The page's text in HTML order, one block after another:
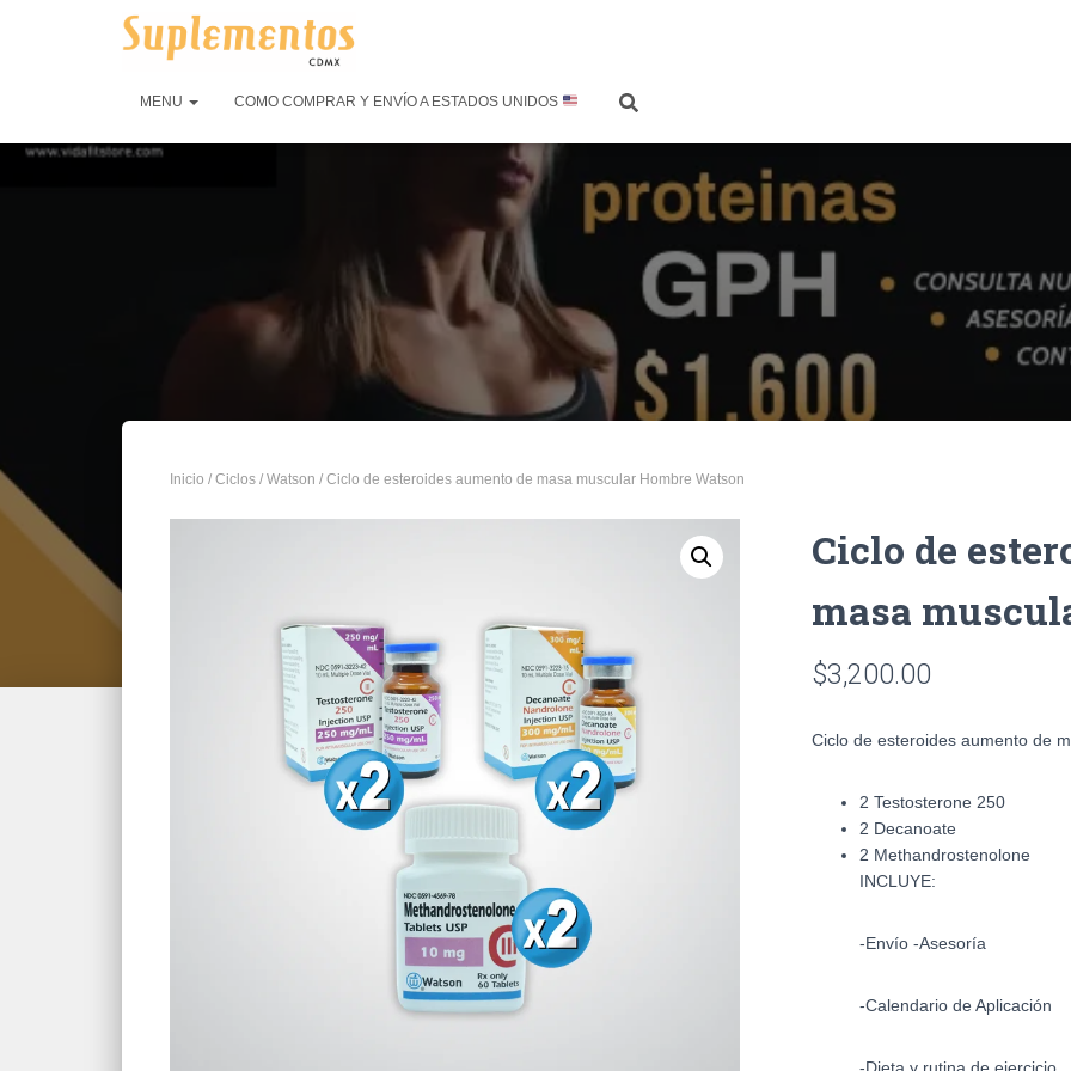
MENU COMO COMPRAR Y ENVÍO A ESTADOS UNIDOS
Inicio / Ciclos / Watson / Ciclo de esteroides aumento de masa muscular Hombre Watson
Ciclo de
masa
$3,200.00
Ciclo de esteroides aumento de
2 Testosterone 250
2 Decanoate
2 Methandrostenolone
INCLUYE:
-Envío -Asesoría
-Calendario de Aplicación